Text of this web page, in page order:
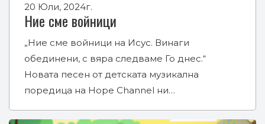
20 Юли, 2024г.
Ние сме войници
„Ние сме войници на Исус. Винаги
обединени, с вяра следваме Го днес.“
Новата песен от детската музикална
поредица на Hope Channel ни…